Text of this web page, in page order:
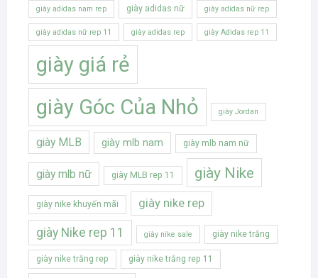
giày adidas nam rep giày adidas nữ giày adidas nữ rep
giày adidas nữ rep 11 giày adidas rep giày Adidas rep 11
giày giá rẻ
giày Góc Của Nhỏ
giày Jordan
giày MLB giày mlb nam giày mlb nam nữ
giày mlb nữ giày MLB rep 11 giày Nike
giày nike khuyến mãi giày nike rep
giày Nike rep 11 giày nike sale giày nike trắng
giày nike trắng rep giày nike trắng rep 11